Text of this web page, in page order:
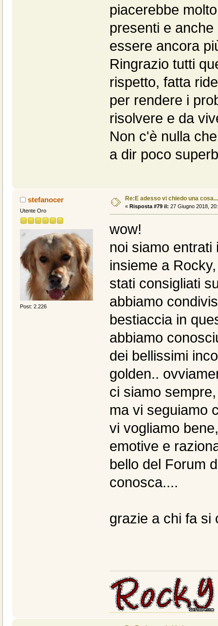
piacerebbe
presenti e
essere ancora
Ringrazio tutti
rispetto, fatta
per rendere i
risolvere e da
Non c'è nulla
a dir poco
stefanocer
Utente Oro
Post: 2.226
Re:E adesso vi chiedo una
« Risposta #79 il: 27 Giugno 2018,
wow!
noi siamo
insieme a
stati consigliati
abbiamo
bestiaccia in
abbiamo
dei bellissimi
golden..
ci siamo
ma vi seguiamo
vi vogliamo
emotive e
bello del Forum
conosca....
grazie a chi fa si